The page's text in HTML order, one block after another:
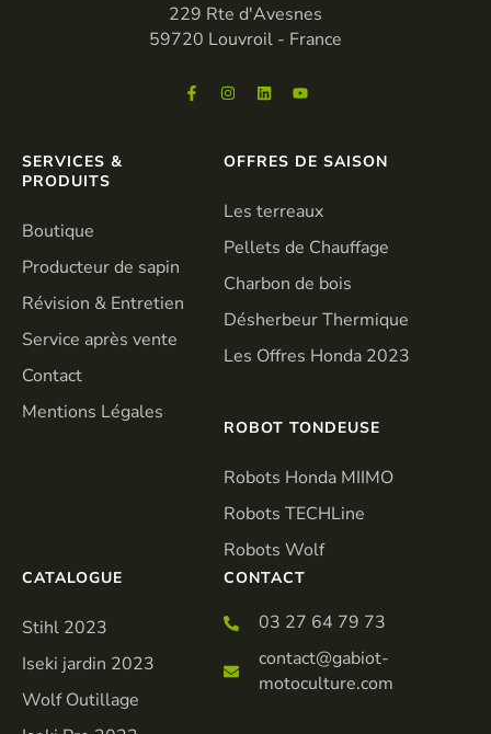
229 Rte d'Avesnes
59720 Louvroil - France
SERVICES &
PRODUITS
Boutique
Producteur de sapin
Révision & Entretien
Service après vente
Contact
Mentions Légales
OFFRES DE SAISON
Les terreaux
Pellets de Chauffage
Charbon de bois
Désherbeur Thermique
Les Offres Honda 2023
ROBOT TONDEUSE
Robots Honda MIIMO
Robots TECHLine
Robots Wolf
CATALOGUE
Stihl 2023
Iseki jardin 2023
Wolf Outillage
CONTACT
03 27 64 79 73
contact@gabiot-
motoculture.com